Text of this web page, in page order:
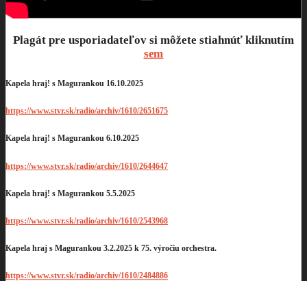
Plagát pre usporiadateľov si môžete stiahnúť kliknutím
sem
Kapela hraj! s Magurankou 16.10.2025
https://www.stvr.sk/radio/archiv/1610/2651675
Kapela hraj! s Magurankou 6.10.2025
https://www.stvr.sk/radio/archiv/1610/2644647
Kapela hraj! s Magurankou 5.5.2025
https://www.stvr.sk/radio/archiv/1610/2543968
Kapela hraj s Magurankou 3.2.2025 k 75. výročiu orchestra.
https://www.stvr.sk/radio/archiv/1610/2484886